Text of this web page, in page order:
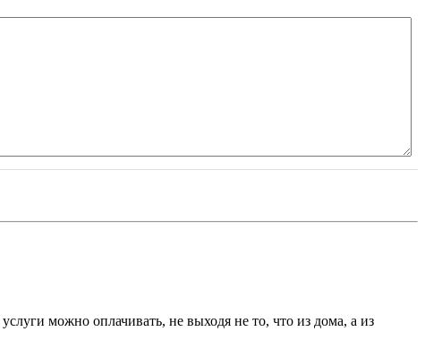
можно оплачивать, не выходя не то, что из дома, а из